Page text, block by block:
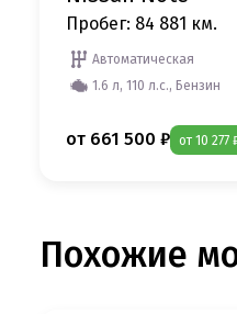
Пробег: 84 881 км.
Автоматическая
1.6 л, 110 л.с., Бензин
от 661 500 ₽ от 10
Похожие